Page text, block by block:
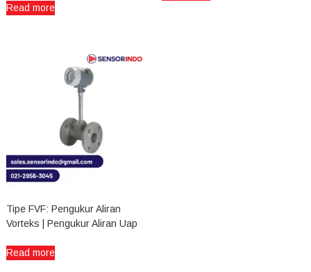
Read more
Tipe FVF: Pengukur Aliran
Vorteks | Pengukur Aliran Uap
Read more